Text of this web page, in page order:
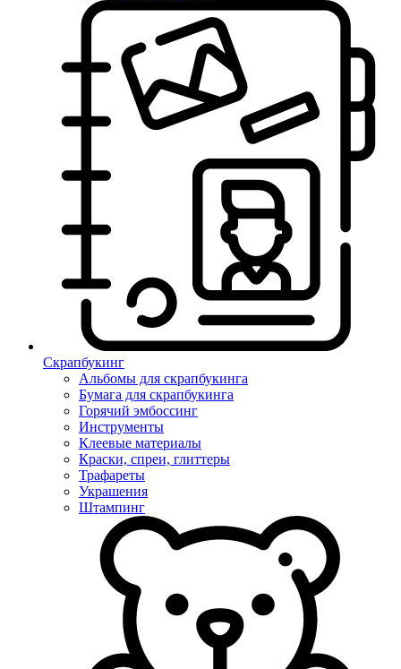
Скрапбукинг
Альбомы для скрапбукинга
Бумага для скрапбукинга
Горячий эмбоссинг
Инструменты
Клеевые материалы
Краски, спреи, глиттеры
Трафареты
Украшения
Штампинг